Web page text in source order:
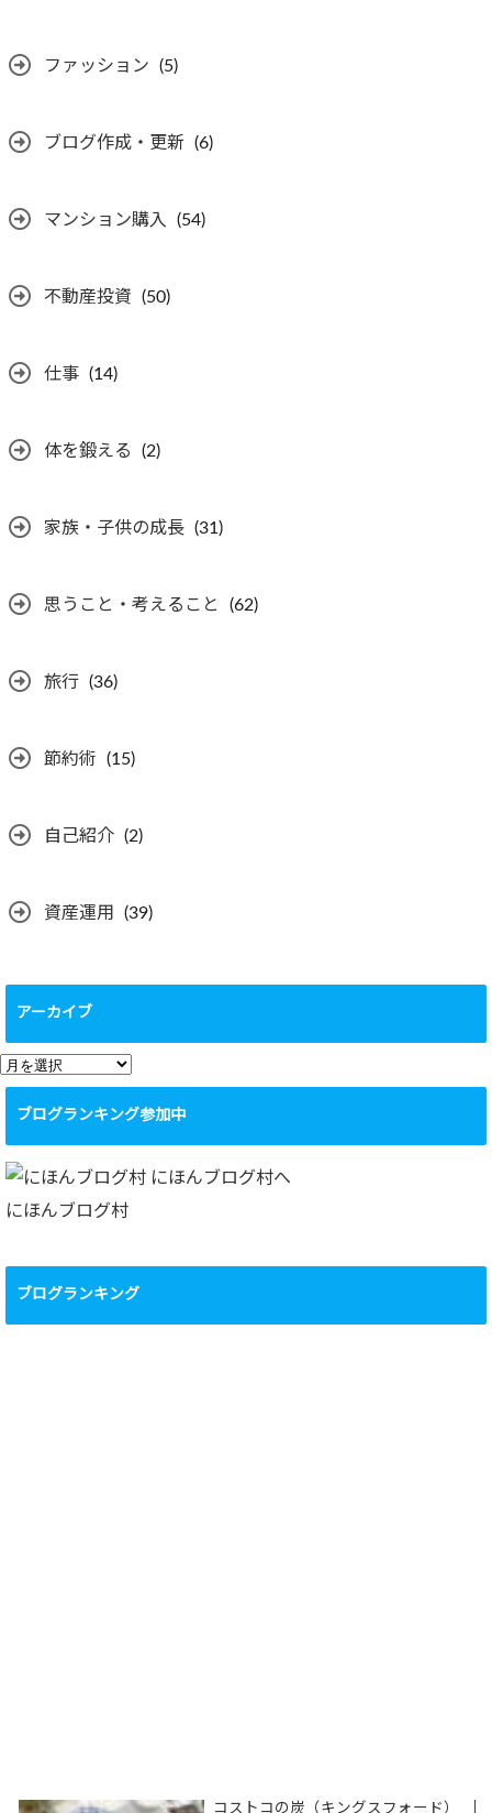
ファッション (5)
ブログ作成・更新 (6)
マンション購入 (54)
不動産投資 (50)
仕事 (14)
体を鍛える (2)
家族・子供の成長 (31)
思うこと・考えること (62)
旅行 (36)
節約術 (15)
自己紹介 (2)
資産運用 (39)
アーカイブ
ア
ー
イ
ブ
ブログランキング参加中
にほんブログ村
ブログランキング
コストコの炭（キングスフォード）